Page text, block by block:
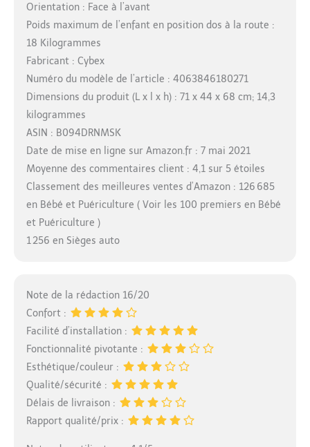
Orientation : Face à l’avant
Poids maximum de l’enfant en position dos à la route :
18 Kilogrammes
Fabricant : Cybex
Numéro du modèle de l’article : 4063846180271
Dimensions du produit (L x l x h) : 71 x 44 x 68 cm; 14,3
kilogrammes
ASIN : B094DRNMSK
Date de mise en ligne sur Amazon.fr : 7 mai 2021
Moyenne des commentaires client : 4,1 sur 5 étoiles
Classement des meilleures ventes d’Amazon : 126 685
en Bébé et Puériculture ( Voir les 100 premiers en Bébé
et Puériculture )
1 256 en Sièges auto
Note de la rédaction 16/20
Confort :
Facilité d’installation :
Fonctionnalité pivotante :
Esthétique/couleur :
Qualité/sécurité :
Délais de livraison :
Rapport qualité/prix :